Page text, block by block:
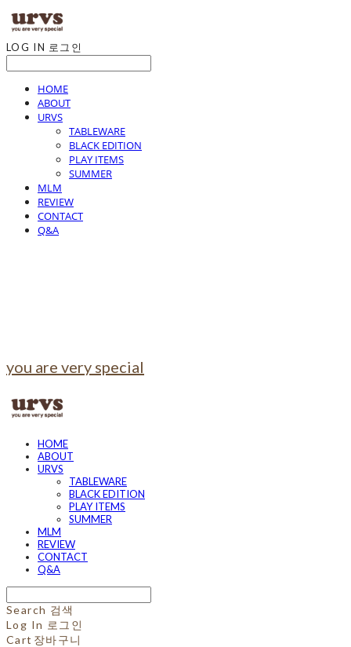
LOG IN 로그인
HOME
ABOUT
URVS
TABLEWARE
BLACK EDITION
PLAY ITEMS
SUMMER
MLM
REVIEW
CONTACT
Q&A
you are very special
HOME
ABOUT
URVS
TABLEWARE
BLACK EDITION
PLAY ITEMS
SUMMER
MLM
REVIEW
CONTACT
Q&A
Search 검색
Log In 로그인
Cart 장바구니